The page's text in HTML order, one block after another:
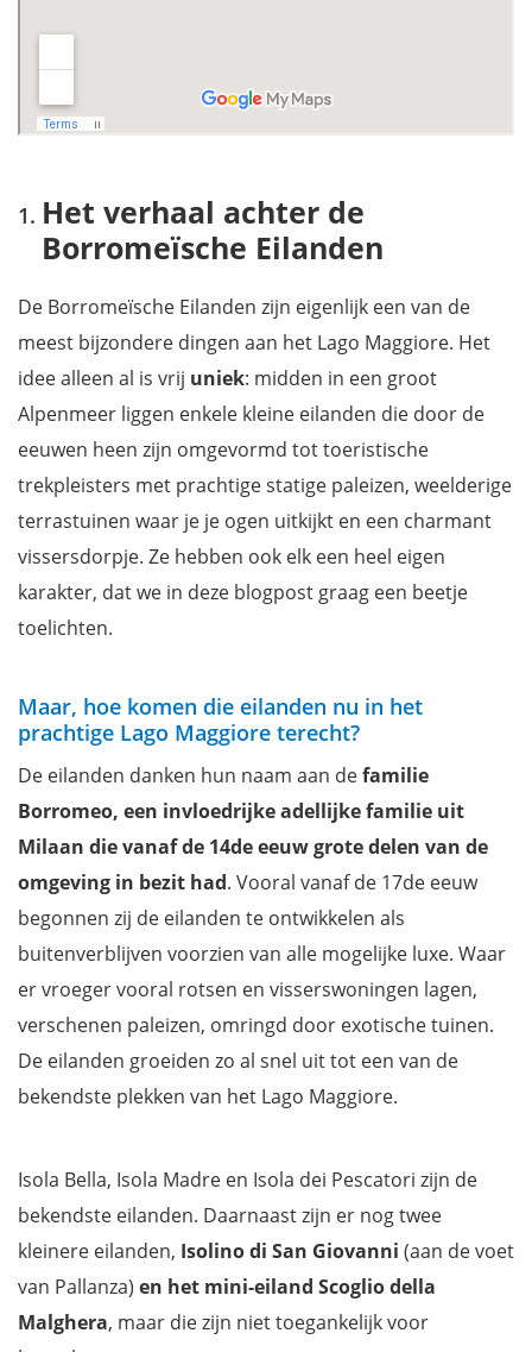
Het verhaal achter de
Borromeïsche Eilanden
De Borromeïsche Eilanden zijn eigenlijk een van de
meest bijzondere dingen aan het Lago Maggiore. Het
idee alleen al is vrij uniek: midden in een groot
Alpenmeer liggen enkele kleine eilanden die door de
eeuwen heen zijn omgevormd tot toeristische
trekpleisters met prachtige statige paleizen, weelderige
terrastuinen waar je je ogen uitkijkt en een charmant
vissersdorpje. Ze hebben ook elk een heel eigen
karakter, dat we in deze blogpost graag een beetje
toelichten.
Maar, hoe komen die eilanden nu in het
prachtige Lago Maggiore terecht?
De eilanden danken hun naam aan defamilie
Borromeo, een invloedrijke adellijke familie uit
Milaan die vanaf de 14de eeuw grote delen van de
omgeving in bezit had. Vooral vanaf de 17de eeuw
begonnen zij de eilanden te ontwikkelen als
buitenverblijven voorzien van alle mogelijke luxe. Waar
er vroeger vooral rotsen en visserswoningen lagen,
verschenen paleizen, omringd door exotische tuinen.
De eilanden groeiden zo al snel uit tot een van de
bekendste plekken van het Lago Maggiore.
Isola Bella, Isola Madre en Isola dei Pescatori zijn de
bekendste eilanden. Daarnaast zijn er nog twee
kleinere eilanden, Isolino di San Giovanni (aan de voet
van Pallanza) en het mini-eiland Scoglio della
Malghera, maar die zijn niet toegankelijk voor